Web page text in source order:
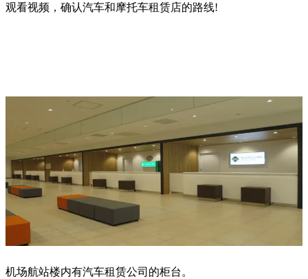
观看视频，确认汽车和摩托车租赁店的路线!
机场航站楼内有汽车租赁公司的柜台。